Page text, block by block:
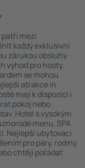
mezi
každý exklusivní
zárukou obsluhy
výhod pro hosty.
se mohou
atrakce in
mají k dispozici i
pokoj nebo
Hotel s vysokým
menu, SPA
Nejlepší ubytovací
pro páry, rodiny
chtějí pořádat